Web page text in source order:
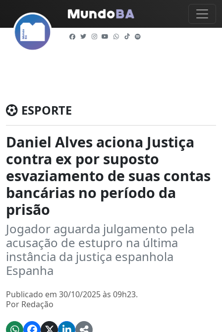
ESPORTE
Daniel Alves aciona Justiça
contra ex por suposto
esvaziamento de suas contas
bancárias no período da
prisão
Jogador aguarda julgamento pela
acusação de estupro na última
instância da justiça espanhola
Espanha
Publicado em 30/10/2025 às 09h23.
Por Redação